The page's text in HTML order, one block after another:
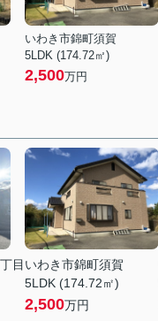
いわき市錦町須賀
5LDK (174.72㎡)
2,500万円
目 いわき市錦町須賀
5LDK (174.72㎡)
2,500万円